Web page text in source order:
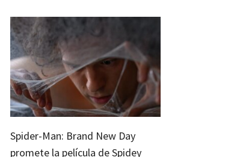
Spider-Man: Brand New Day
promete la película de Spidey